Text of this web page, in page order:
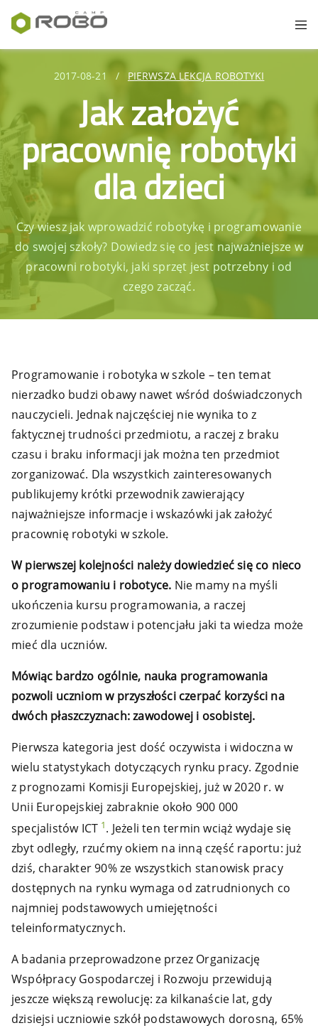
2017-08-21 / PIERWSZA LEKCJA ROBOTYKI
Jak założyć
pracownię robotyki
dla dzieci
Czy wiesz jak wprowadzić robotykę i programowanie
do swojej szkoły? Dowiedz się co jest najważniejsze w
pracowni robotyki, jaki sprzęt jest potrzebny i od
czego zacząć.
Programowanie i robotyka w szkole – ten temat
nierzadko budzi obawy nawet wśród doświadczonych
nauczycieli. Jednak najczęściej nie wynika to z
faktycznej trudności przedmiotu, a raczej z braku
czasu i braku informacji jak można ten przedmiot
zorganizować. Dla wszystkich zainteresowanych
publikujemy krótki przewodnik zawierający
najważniejsze informacje i wskazówki jak założyć
pracownię robotyki w szkole.
W pierwszej kolejności należy dowiedzieć się co nieco
o programowaniu i robotyce. Nie mamy na myśli
ukończenia kursu programowania, a raczej
zrozumienie podstaw i potencjału jaki ta wiedza może
mieć dla uczniów.
Mówiąc bardzo ogólnie, nauka programowania
pozwoli uczniom w przyszłości czerpać korzyści na
dwóch płaszczyznach: zawodowej i osobistej.
Pierwsza kategoria jest dość oczywista i widoczna w
wielu statystykach dotyczących rynku pracy. Zgodnie
z prognozami Komisji Europejskiej, już w 2020 r. w
Unii Europejskiej zabraknie około 900 000
specjalistów ICT 1. Jeżeli ten termin wciąż wydaje się
zbyt odległy, rzućmy okiem na inną część raportu: już
dziś, charakter 90% ze wszystkich stanowisk pracy
dostępnych na rynku wymaga od zatrudnionych co
najmniej podstawowych umiejętności
teleinformatycznych.
A badania przeprowadzone przez Organizację
Współpracy Gospodarczej i Rozwoju przewidują
jeszcze większą rewolucję: za kilkanaście lat, gdy
dzisiejsi uczniowie szkół podstawowych dorosną, 65%